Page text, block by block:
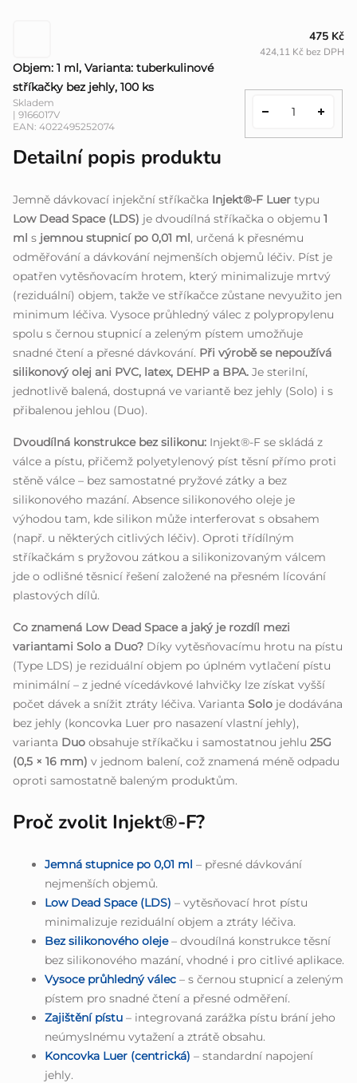
Objem: 1 ml, Varianta: tuberkulinové
stříkačky bez jehly, 100 ks
Skladem
| 9166017V
EAN: 4022495252074
475 Kč
424,11 Kč bez DPH
Detailní popis produktu
Jemně dávkovací injekční stříkačka Injekt®-F Luer typu
Low Dead Space (LDS) je dvoudílná stříkačka o objemu 1
ml s jemnou stupnicí po 0,01 ml , určená k přesnému
odměřování a dávkování nejmenších objemů léčiv. Píst je
opatřen vytěsňovacím hrotem, který minimalizuje mrtvý
(reziduální) objem, takže ve stříkačce zůstane nevyužito jen
minimum léčiva. Vysoce průhledný válec z polypropylenu
spolu s černou stupnicí a zeleným pístem umožňuje
snadné čtení a přesné dávkování. Při výrobě se nepoužívá
silikonový olej ani PVC, latex, DEHP a BPA. Je sterilní,
jednotlivě balená, dostupná ve variantě bez jehly (Solo) i s
přibalenou jehlou (Duo).
Dvoudílná konstrukce bez silikonu: Injekt®-F se skládá z
válce a pístu, přičemž polyetylenový píst těsní přímo proti
stěně válce – bez samostatné pryžové zátky a bez
silikonového mazání. Absence silikonového oleje je
výhodou tam, kde silikon může interferovat s obsahem
(např. u některých citlivých léčiv). Oproti třídílným
stříkačkám s pryžovou zátkou a silikonizovaným válcem
jde o odlišné těsnicí řešení založené na přesném lícování
plastových dílů.
Co znamená Low Dead Space a jaký je rozdíl mezi
variantami Solo a Duo? Díky vytěsňovacímu hrotu na pístu
(Type LDS) je reziduální objem po úplném vytlačení pístu
minimální – z jedné vícedávkové lahvičky lze získat vyšší
počet dávek a snížit ztráty léčiva. Varianta Solo je dodávána
bez jehly (koncovka Luer pro nasazení vlastní jehly),
varianta Duo obsahuje stříkačku i samostatnou jehlu 25G
(0,5 × 16 mm) v jednom balení, což znamená méně odpadu
oproti samostatně baleným produktům.
Proč zvolit Injekt®-F?
Jemná stupnice po 0,01 ml – přesné dávkování
nejmenších objemů.
Low Dead Space (LDS) – vytěsňovací hrot pístu
minimalizuje reziduální objem a ztráty léčiva.
Bez silikonového oleje– dvoudílná konstrukce těsní
bez silikonového mazání, vhodné i pro citlivé aplikace.
Vysoce průhledný válec – s černou stupnicí a zeleným
pístem pro snadné čtení a přesné odměření.
Zajištění pístu – integrovaná zarážka pístu brání jeho
neúmyslnému vytažení a ztrátě obsahu.
Koncovka Luer (centrická) – standardní napojení
jehly.